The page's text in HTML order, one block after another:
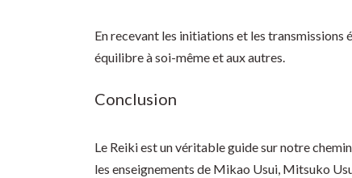
En recevant les initiations et les transmissions
équilibre à soi-même et aux autres.
Conclusion
Le Reiki est un véritable guide sur notre
les enseignements de Mikao Usui, Mitsuko